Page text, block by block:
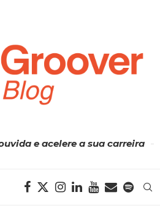
e acelere a sua carreira